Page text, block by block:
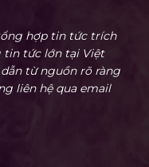
hợp tin tức trích
tin tức lớn tại Việt
từ nguồn rõ ràng
liên hệ qua email